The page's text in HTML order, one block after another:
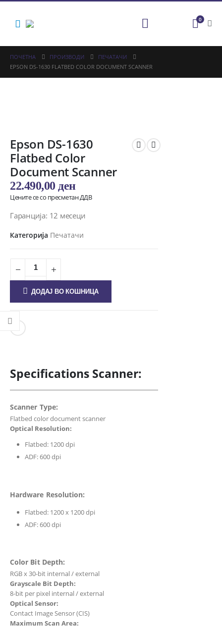
0
ПОЧЕТНА ПРОИЗВОДИ
ПЕЧАТАЧИ
EPSON DS-1630 FLATBED COLOR DOCUMENT SCANNER
Epson DS-1630
Flatbed Color
Document Scanner
22.490,00 ден
Цените се со пресметан ДДВ
Гаранција: 12 месеци
Категорија Печатачи
ДОДАЈ ВО КОШНИЦА
Specifications Scanner:
Scanner Type:
Flatbed color document scanner
Optical Resolution:
Flatbed: 1200 dpi
ADF: 600 dpi
Hardware Resolution:
Flatbed: 1200 x 1200 dpi
ADF: 600 dpi
Color Bit Depth:
RGB x 30-bit internal / external
Grayscale Bit Depth:
8-bit per pixel internal / external
Optical Sensor:
Contact Image Sensor (CIS)
Maximum Scan Area: